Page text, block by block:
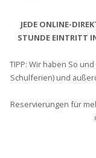
Restaurant
Sonderangebote
JEDE ONLINE-
STUNDE EINTRITT
TIPP: Wir haben So
Schulferien) und
Reservierungen für